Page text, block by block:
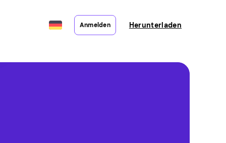
Anmelden Herunterladen